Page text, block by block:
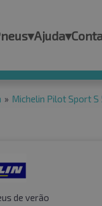
▾Ajuda▾
» Michelin Pilot Sport S
de verão